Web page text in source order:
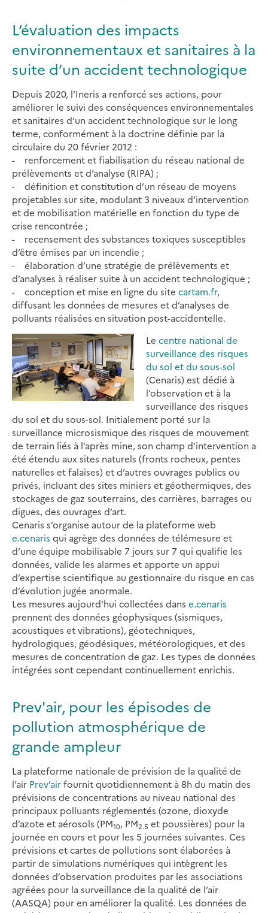
L‘évaluation des impacts
environnementaux et sanitaires à la
suite d’un accident technologique
Depuis 2020, l’Ineris a renforcé ses actions, pour
améliorer le suivi des conséquences environnementales
et sanitaires d’un accident technologique sur le long
terme, conformément à la doctrine définie par la
circulaire du 20 février 2012 :
- renforcement et fiabilisation du réseau national de
prélèvements et d’analyse (RIPA) ;
- définition et constitution d’un réseau de moyens
projetables sur site, modulant 3 niveaux d’intervention
et de mobilisation matérielle en fonction du type de
crise rencontrée ;
- recensement des substances toxiques susceptibles
d’être émises par un incendie ;
- élaboration d’une stratégie de prélèvements et
d’analyses à réaliser suite à un accident technologique ;
- conception et mise en ligne du site cartam.fr,
diffusant les données de mesures et d’analyses de
polluants réalisées en situation post-accidentelle.
Le centre national de
surveillance des risques
du sol et du sous-sol
(Cenaris) est dédié à
l’observation et à la
surveillance des risques
du sol et du sous-sol. Initialement porté sur la
surveillance microsismique des risques de mouvement
de terrain liés à l’après mine, son champ d’intervention a
été étendu aux sites naturels (fronts rocheux, pentes
naturelles et falaises) et d’autres ouvrages publics ou
privés, incluant des sites miniers et géothermiques, des
stockages de gaz souterrains, des carrières, barrages ou
digues, des ouvrages d’art.
Cenaris s’organise autour de la plateforme web
e.cenaris qui agrège des données de télémesure et
d’une équipe mobilisable 7 jours sur 7 qui qualifie les
données, valide les alarmes et apporte un appui
d’expertise scientifique au gestionnaire du risque en cas
d’évolution jugée anormale.
Les mesures aujourd’hui collectées dans e.cenaris
prennent des données géophysiques (sismiques,
acoustiques et vibrations), géotechniques,
hydrologiques, géodésiques, météorologiques, et des
mesures de concentration de gaz. Les types de données
intégrées sont cependant continuellement enrichis.
Prev'air, pour les épisodes de
pollution atmosphérique de
grande ampleur
La plateforme nationale de prévision de la qualité de
l’air Prev’airfournit quotidiennement à 8h du matin des
prévisions de concentrations au niveau national des
principaux polluants réglementés (ozone, dioxyde
d’azote et aérosols (PM10, PM2.5 et poussières) pour la
journée en cours et pour les 5 journées suivantes. Ces
prévisions et cartes de pollutions sont élaborées à
partir de simulations numériques qui intègrent les
données d’observation produites par les associations
agréées pour la surveillance de la qualité de l’air
(AASQA) pour en améliorer la qualité. Les données de